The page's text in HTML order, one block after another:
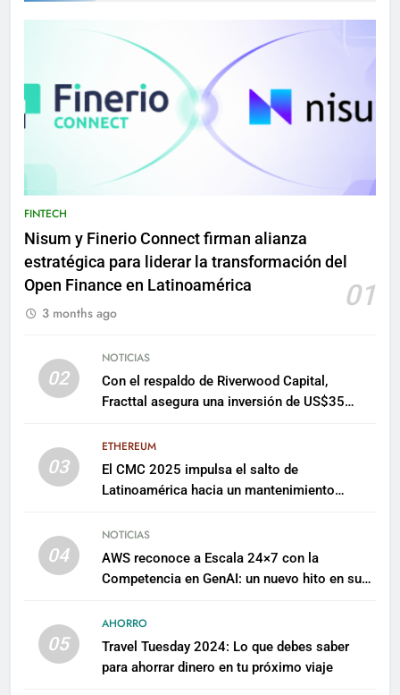
FINTECH
Nisum y Finerio Connect firman alianza
estratégica para liderar la transformación del
Open Finance en Latinoamérica
01
3 months ago
02
NOTICIAS
Con el respaldo de Riverwood Capital,
Fracttal asegura una inversión de US$35
03
ETHEREUM
El CMC 2025 impulsa el salto de
Latinoamérica hacia un mantenimiento
04
NOTICIAS
AWS reconoce a Escala 24×7 con la
Competencia en GenAI: un nuevo hito en su
05
AHORRO
Travel Tuesday 2024: Lo que debes saber
para ahorrar dinero en tu próximo viaje